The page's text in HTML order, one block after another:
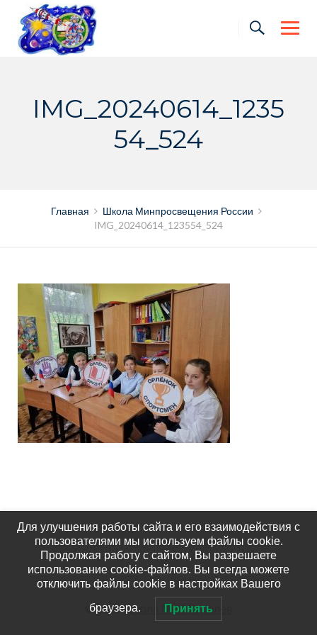
content
IMG_20240614_1235
54_524
Главная
Школа Минпросвещения России
IMG_20240614_123554_524
© 2026Школа №15 Королёв
Для улучшения работы сайта и его взаимодействия с
пользователями мы используем файлы cookie.
Продолжая работу с сайтом, Вы разрешаете
использование cookie-файлов. Вы всегда можете
отключить файлы cookie в настройках Вашего
браузера. Принять